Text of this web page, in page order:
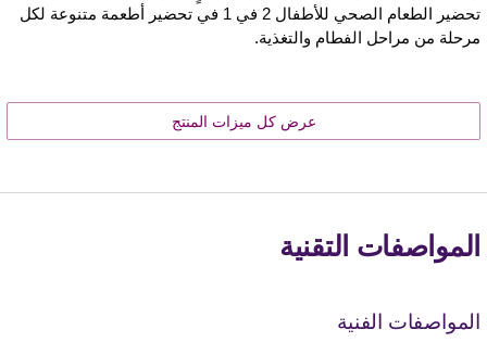
تحضير الطعام الصحي للأطفال 2 في 1 في تحضير أطعمة متنوعة لكل
مرحلة من مراحل الفطام والتغذية.
عرض كل ميزات المنتج
المواصفات التقنية
المواصفات الفنية